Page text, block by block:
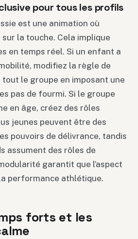
pour tous les profils
est une animation où
la touche. Cela implique
en temps réel. Si un enfant a
modifiez la règle de
le groupe en imposant une
pas de fourmi. Si le groupe
en âge, créez des rôles
jeunes peuvent être des
pouvoirs de délivrance, tandis
assument des rôles de
garantit que l’aspect
performance athlétique.
forts et les